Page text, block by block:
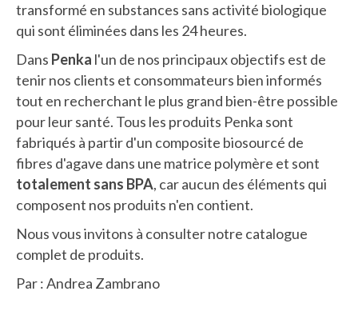
transformé en substances sans activité biologique
qui sont éliminées dans les 24 heures.
Dans Penka l'un de nos principaux objectifs est de
tenir nos clients et consommateurs bien informés
tout en recherchant le plus grand bien-être possible
pour leur santé. Tous les produits Penka sont
fabriqués à partir d'un composite biosourcé de
fibres d'agave dans une matrice polymère et sont
totalement sans BPA, car aucun des éléments qui
composent nos produits n'en contient.
Nous vous invitons à consulter notre catalogue
complet de produits.
Par : Andrea Zambrano